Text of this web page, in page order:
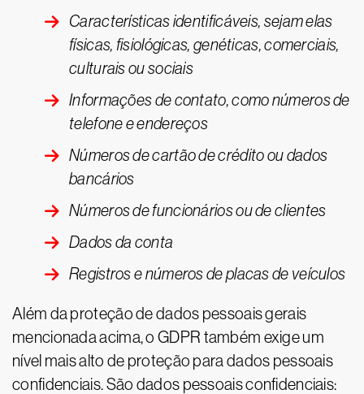
Características identificáveis, sejam elas
físicas, fisiológicas, genéticas, comerciais,
culturais ou sociais
Informações de contato, como números de
telefone e endereços
Números de cartão de crédito ou dados
bancários
Números de funcionários ou de clientes
Dados da conta
Registros e números de placas de veículos
Além da proteção de dados pessoais gerais
mencionada acima, o GDPR também exige um
nível mais alto de proteção para dados pessoais
confidenciais. São dados pessoais confidenciais: